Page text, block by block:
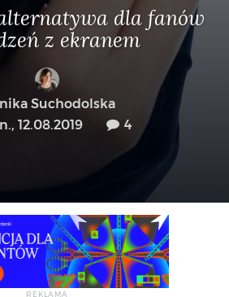
dla fanów
z ekranem
Suchodolska
12.08.2019
4